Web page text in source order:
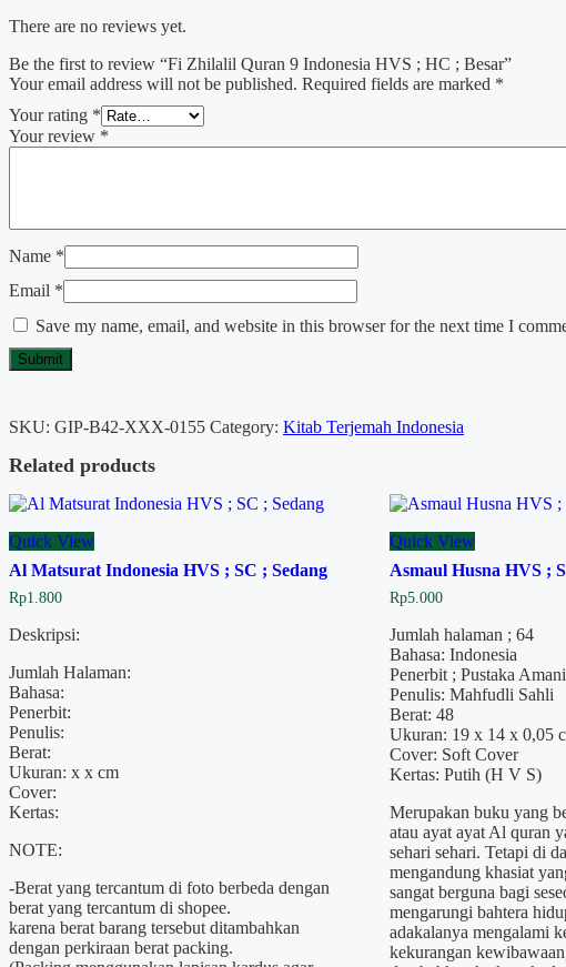
There are no reviews yet.
Be the first to review “Fi Zhilalil Quran 9 Indonesia HVS ; HC ; Besar”
Your email address will not be published. Required fields are marked *
Your rating *
Your review *
Name *
Email *
Save my name, email, and website in this browser for the next time I
SKU: GIP-B42-XXX-0155 Category: Kitab Terjemah Indonesia
Related products
Quick View
Al Matsurat Indonesia HVS ; SC ; Sedang
Rp1.800
Deskripsi:
Jumlah Halaman:
Bahasa:
Penerbit:
Penulis:
Berat:
Ukuran: x x cm
Cover:
Kertas:
NOTE:
-Berat yang tercantum di foto berbeda dengan
berat yang tercantum di shopee.
karena berat barang tersebut ditambahkan
dengan perkiraan berat packing.
Quick View
Asmaul Husna HVS ;
Rp5.000
Jumlah halaman ; 64
Bahasa: Indonesia
Penerbit ; Pustaka
Penulis: Mahfudli Sahli
Berat: 48
Ukuran: 19 x 14 x 0,05
Cover: Soft Cover
Kertas: Putih (H V S)
Merupakan buku yang
atau ayat ayat Al quran
sehari sehari. Tetapi di
mengandung khasiat
sangat berguna bagi
mengarungi bahtera
adakalanya mengalami
kekurangan